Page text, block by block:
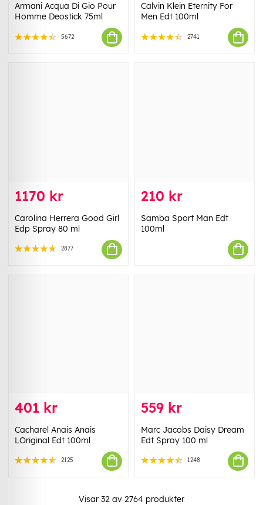
Armani Acqua Di Gio Pour
Homme Deostick 75ml
5672
Calvin Klein Eternity For
Men Edt 100ml
2741
1170 kr
Carolina Herrera Good Girl
Edp Spray 80 ml
2877
210 kr
Samba Sport Man Edt
100ml
401 kr
Cacharel Anais Anais
LOriginal Edt 100ml
2125
559 kr
Marc Jacobs Daisy Dream
Edt Spray 100 ml
1248
Visar 32 av 2764 produkter